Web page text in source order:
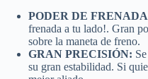
PODER DE
frenada a tu lado!. Gran
sobre la maneta de freno.
GRAN PRECISIÓN:
su gran estabilidad. Si